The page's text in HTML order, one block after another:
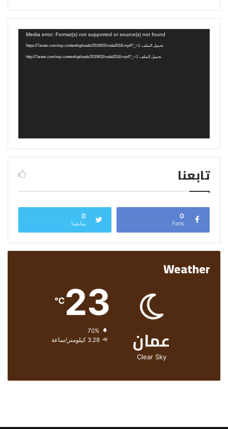
Media error: Format(s) not supported or source(s) not found
تحميل الملف: https://7areer.com/wp-content/uploads/2019/02/voda2018.mp4?_=1
تحميل الملف: http://7areer.com/wp-content/uploads/2019/02/voda2018.mp4?_=1
تابعنا
0
Fans
0
متابعينا
Weather
عمان
Clear Sky
23
℃
الرطوبة:
الرياح:3.28 كيلومتر/ساعة